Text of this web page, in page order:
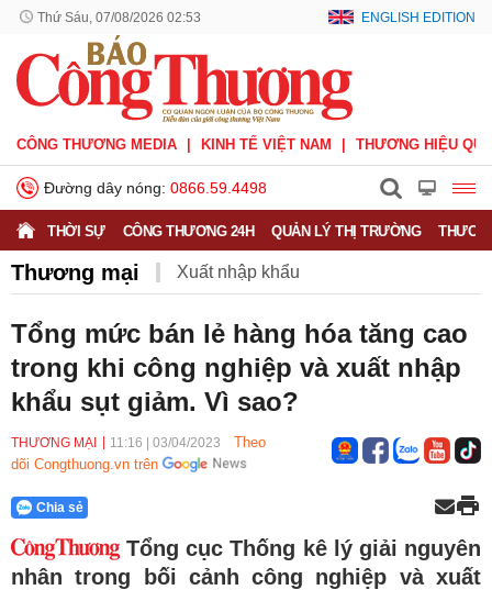
Thứ Sáu, 07/08/2026 02:53 ENGLISH EDITION
CÔNG THƯƠNG MEDIA KINH TẾ VIỆT NAM THƯƠNG HIỆU
Đường dây nóng: 0866.59.4498
THỜI SỰ CÔNG THƯƠNG 24H QUẢN LÝ THỊ TRƯỜNG
Thương mại Xuất nhập khẩu
Phòng vệ thương mại
Xuất xứ hàng hóa Xúc tiến thương mại
Thương mại điện tử
Tổng mức bán lẻ hàng hóa tăng cao
trong khi công nghiệp và xuất nhập
khẩu sụt giảm. Vì sao?
THƯƠNG MẠI 11:16 03/04/2023
Theo
dõi Congthuong.vn trên
Chia sẻ
Tổng cục Thống kê lý giải nguyên
nhân trong bối cảnh công nghiệp và xuất